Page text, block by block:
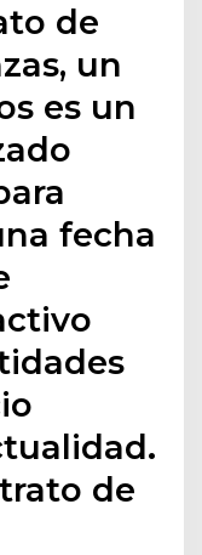
de
un
es un
fecha
de